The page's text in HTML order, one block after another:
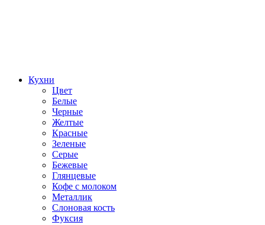
Кухни
Цвет
Белые
Черные
Желтые
Красные
Зеленые
Серые
Бежевые
Глянцевые
Кофе с молоком
Металлик
Слоновая кость
Фуксия